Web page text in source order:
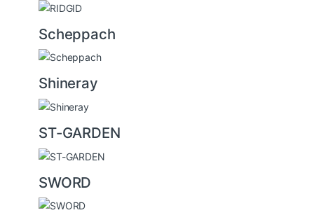
Scheppach
Shineray
ST-GARDEN
SWORD